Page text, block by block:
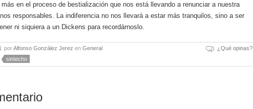
en el proceso de bestialización que nos está llevando a renunciar a nuestra
responsables. La indiferencia no nos llevará a estar más tranquilos, sino a ser
ni siquiera a un Dickens para recordárnoslo.
porAlfonso González Jerez en General
¿Qué opinas?
sintecho